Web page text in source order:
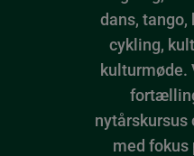
dans, tango,
cykling,
kulturmøde.
med